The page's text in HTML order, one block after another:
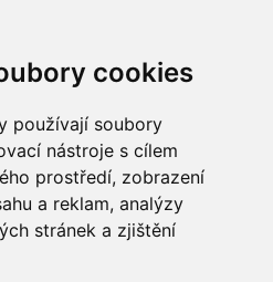
cookies
používají soubory
nástroje s cílem
prostředí, zobrazení
a reklam, analýzy
stránek a zjištění